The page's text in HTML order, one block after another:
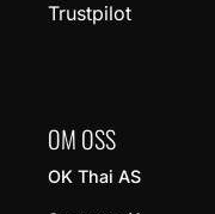
Trustpilot
OM OSS
OK Thai AS